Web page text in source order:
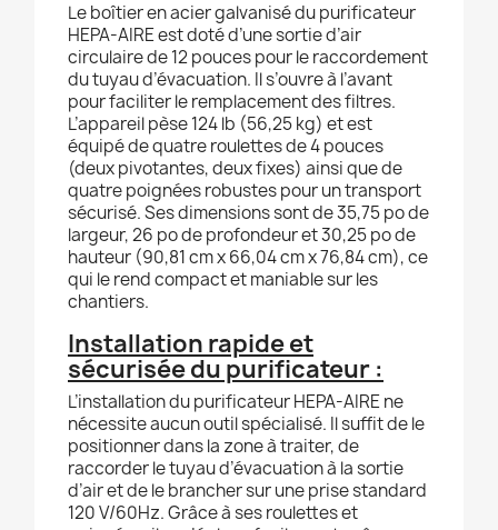
Le boîtier en acier galvanisé du purificateur
HEPA-AIRE est doté d’une sortie d’air
circulaire de 12 pouces pour le raccordement
du tuyau d’évacuation. Il s’ouvre à l’avant
pour faciliter le remplacement des filtres.
L’appareil pèse 124 lb (56,25 kg) et est
équipé de quatre roulettes de 4 pouces
(deux pivotantes, deux fixes) ainsi que de
quatre poignées robustes pour un transport
sécurisé. Ses dimensions sont de 35,75 po de
largeur, 26 po de profondeur et 30,25 po de
hauteur (90,81 cm x 66,04 cm x 76,84 cm), ce
qui le rend compact et maniable sur les
chantiers.
Installation rapide et
sécurisée du purificateur :
L’installation du purificateur HEPA-AIRE ne
nécessite aucun outil spécialisé. Il suffit de le
positionner dans la zone à traiter, de
raccorder le tuyau d’évacuation à la sortie
d’air et de le brancher sur une prise standard
120 V/60Hz. Grâce à ses roulettes et